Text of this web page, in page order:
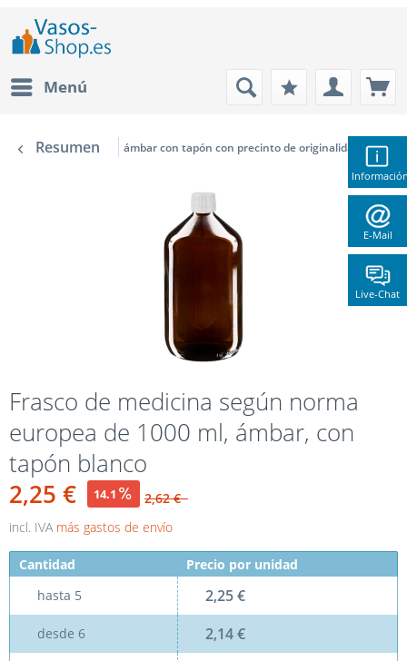
E-Mail
Live-Chat
Menú
Resumen ámbar con tapón con precinto de originalidad blanco
Frasco de medicina según norma
europea de 1000 ml, ámbar, con
tapón blanco
2,25 €
14.1
2,62 €
incl. IVA más gastos de envío
Cantidad
Precio por unidad
hasta 5 2,25 €
desde 6 2,14 €